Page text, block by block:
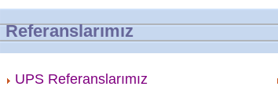
Referanslarımız
UPS Referanslarımız